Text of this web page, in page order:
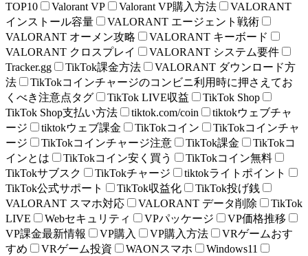
TOP10
Valorant VP Valorant VP購入方法
VALORANT
インストール容量
VALORANT エージェント戦術
VALORANT オーメン攻略
VALORANT キーボード
VALORANT クロスプレイ
VALORANT システム要件
Tracker.gg
TikTok課金方法
VALORANT ダウンロード方
法
TikTokコインチャージのコンビニ利用時に押さえてお
くべき注意点タグ
TikTok LIVE収益
TikTok Shop
TikTok Shop支払い方法
tiktok.com/coin
tiktokウェブチャ
ージ
tiktokウェブ課金 TikTokコイン
TikTokコインチャ
ージ
TikTokコインチャージ注意 TikTok課金
TikTokコ
インとは
TikTokコイン安く買う
TikTokコイン無料
TikTokサブスク
TikTokチャージ
tiktokライトポイント
TikTok公式サポート
TikTok収益化
TikTok投げ銭
VALORANT スマホ対応
VALORANT データ削除
TikTok
LIVE
Webセキュリティ VPパッケージ
VP価格推移
VP課金最新情報
VP購入 VP購入方法
VRゲームおす
すめ
VRゲーム投資 WAONスマホ
Windows11